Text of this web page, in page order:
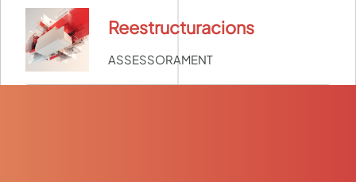
Reestructuracions
ASSESSORAMENT